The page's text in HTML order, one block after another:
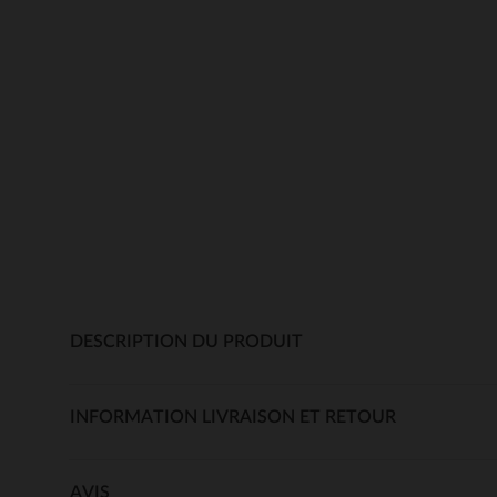
DESCRIPTION DU PRODUIT
INFORMATION LIVRAISON ET RETOUR
AVIS